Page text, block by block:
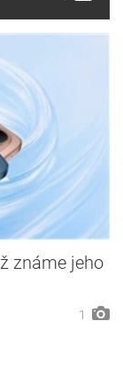
známe jeho
1